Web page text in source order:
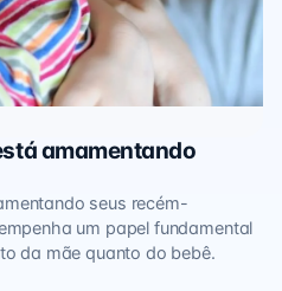
amamentando
seus recém-
um papel fundamental
da mãe quanto do bebê.